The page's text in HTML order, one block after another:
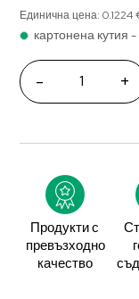
Единична цена: 0.1224
картонена кутия
- +
Продукти с
превъзходно
качество